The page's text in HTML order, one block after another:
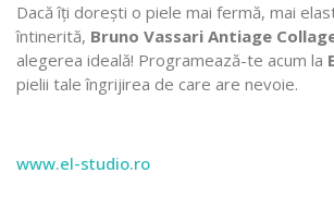
Dacă îți dorești o piele mai fermă, mai
întinerită, Bruno Vassari Antiage
alegerea ideală! Programează-te acum la
pielii tale îngrijirea de care are nevoie.
www.el-studio.ro